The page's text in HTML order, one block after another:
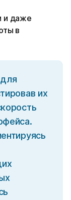
и даже
в
их